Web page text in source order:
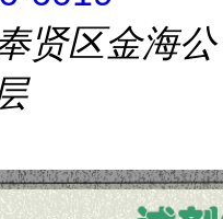
贤区金海公